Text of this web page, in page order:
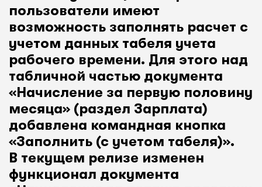
пользователи имеют
возможность заполнять расчет с
учетом данных табеля учета
рабочего времени. Для этого над
табличной частью документа
«Начисление за первую половину
месяца» (раздел Зарплата)
добавлена командная кнопка
«Заполнить (с учетом табеля)».
В текущем релизе изменен
функционал документа